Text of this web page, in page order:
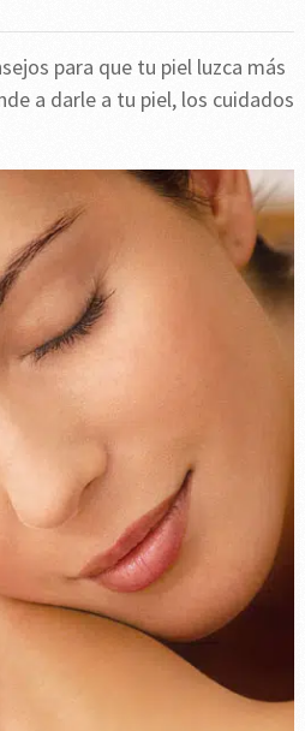
para que tu piel luzca más
a darle a tu piel, los cuidados